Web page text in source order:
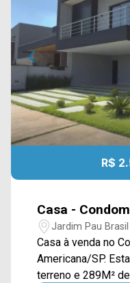
R$
Casa -
Jardim Pau
Casa à venda no
Americana/SP. Esta casa oferece 368M² de
terreno e 289M²